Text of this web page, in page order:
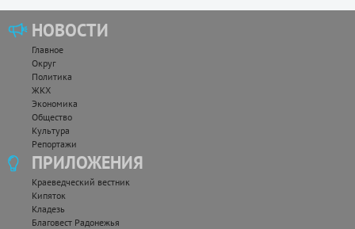
НОВОСТИ
Главное
Округ
Политика
ЖКХ
Экономика
Общество
Культура
Репортажи
ПРИЛОЖЕНИЯ
Краеведческий вестник
Кипяток
Кладезь
Благовест Радонежья